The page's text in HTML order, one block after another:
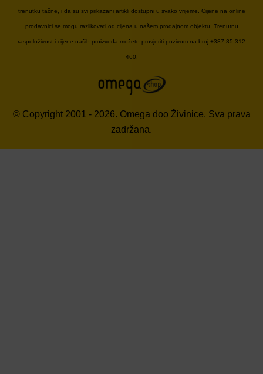
trenutku tačne, i da su svi prikazani artikli dostupni u svako vrijeme. Cijene na online
prodavnici se mogu razlikovati od cijena u našem prodajnom objektu. Trenutnu
raspoloživost i cijene naših proizvoda možete provjeriti pozivom na broj +387 35 312
460.
© Copyright 2001 - 2026. Omega doo Živinice. Sva prava
zadržana.